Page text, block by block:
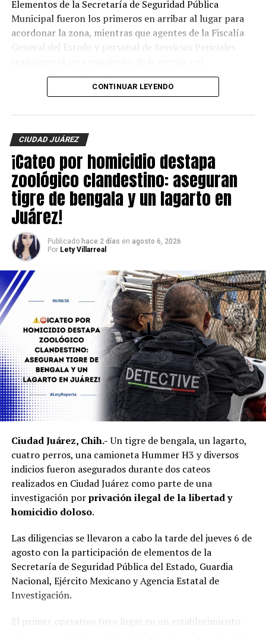
Elementos de la Secretaría de Seguridad Pública
Municipal fueron los primeros en arribar al lugar para
acordonar la zona, mientras que agentes de la Fiscalía
General del Estado y personal de Servicios Periciales
levantamiento de evidencias.
revelada y las autoridades continúan con las
investigaciones para esclarecer el móvil del crimen y dar
con los responsables.
CONTINUAR LEYENDO
CIUDAD JUÁREZ
¡Cateo por homicidio destapa
zoológico clandestino: aseguran
tigre de bengala y un lagarto en
Juárez!
Publicado hace 2 días en agosto 6, 2026
Por Lety Villarreal
Ciudad Juárez, Chih.-Un tigre de bengala, un lagarto,
cuatro perros, una camioneta Hummer H3 y diversos
indicios fueron asegurados durante dos cateos
realizados en Ciudad Juárez como parte de una
investigación porprivación ilegal de la libertad y
homicidio doloso.
Las diligencias se llevaron a cabo la tarde del jueves 6 de
agosto con la participación de elementos de la
Secretaría de Seguridad Pública del Estado, Guardia
Nacional, Ejército Mexicano y Agencia Estatal de
Investigación.
El primer operativo tuvo lugar en un establecimiento